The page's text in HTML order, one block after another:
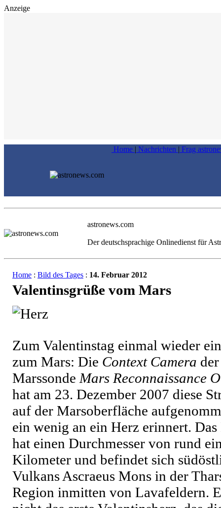
Anzeige
Home | Nachrichten | Frag
astronews.com
Der deutschsprachige Onlinedienst für
Home : Bild des Tages : 14. Februar 2012
Valentinsgrüße vom Mars
Zum Valentinstag einmal wieder
zum Mars: Die Context Camera der
Marssonde Mars Reconnaissance
hat am 23. Dezember 2007 diese
auf der Marsoberfläche
ein wenig an ein Herz erinnert. Das
hat einen Durchmesser von rund
Kilometer und befindet sich
Vulkans Ascraeus Mons in der
Region inmitten von Lavafeldern.